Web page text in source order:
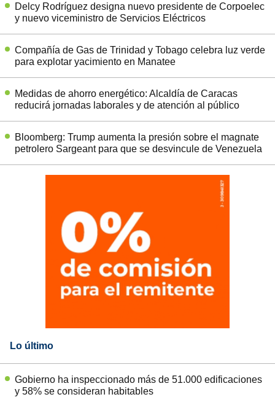
Delcy Rodríguez designa nuevo presidente de Corpoelec
y nuevo viceministro de Servicios Eléctricos
Compañía de Gas de Trinidad y Tobago celebra luz verde
para explotar yacimiento en Manatee
Medidas de ahorro energético: Alcaldía de Caracas
reducirá jornadas laborales y de atención al público
Bloomberg: Trump aumenta la presión sobre el magnate
petrolero Sargeant para que se desvincule de Venezuela
Lo último
Gobierno ha inspeccionado más de 51.000 edificaciones
y 58% se consideran habitables